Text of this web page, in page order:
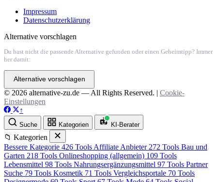
Impressum
Datenschutzerklärung
Alternative vorschlagen
Du hast nicht die passende Alternative gefunden oder einen Geheimtipp? Immer
her damit:
Alternative vorschlagen
© 2026 alternative-zu.de — All Rights Reserved. | Cookie-
Einstellungen
↑
Suche Kategorien KI-Berater
📁 Kategorien
Bessere Kategorie 426 Tools Affiliate Anbieter 272 Tools Bau und
Garten 218 Tools Onlineshopping (allgemein) 109 Tools
Lebensmittel 98 Tools Nahrungsergänzungsmittel 97 Tools Partner
Suche 79 Tools Kosmetik 71 Tools Vergleichsportale 70 Tools